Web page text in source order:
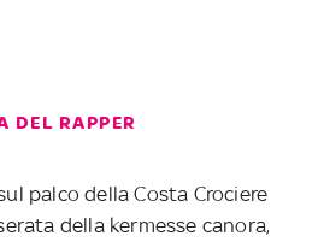
DEL RAPPER
palco della Costa Crociere
della kermesse canora,